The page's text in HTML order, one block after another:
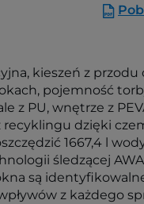
kieszeń z przodu
pojemność
z PU, wnętrze z
recyklingu dzięki
1667,4 l
śledzącej
są
z każdego